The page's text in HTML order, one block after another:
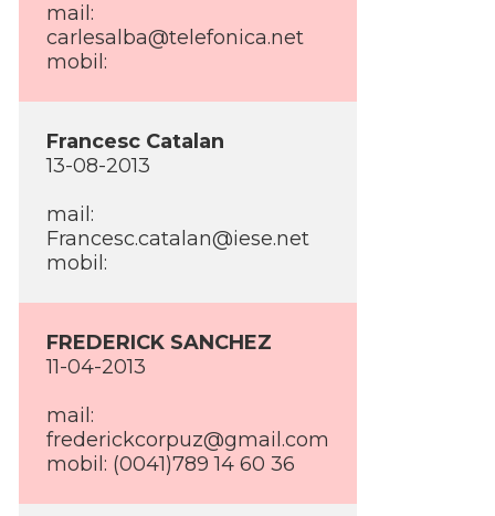
mail:
carlesalba@telefonica.net
mobil:
Francesc Catalan
13-08-2013
mail:
Francesc.catalan@iese.net
mobil:
FREDERICK SANCHEZ
11-04-2013
mail:
frederickcorpuz@gmail.com
mobil: (0041)789 14 60 36